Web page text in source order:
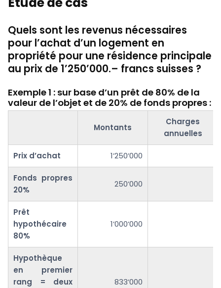
Quels sont les revenus nécessaires
pour l’achat d’un logement en
propriété pour une résidence principale
au prix de 1’250’000.– francs suisses ?
Exemple 1 : sur base d’un prêt de 80% de la
valeur de l’objet et de 20% de fonds propres :
Montants
Charges
annuelles
Prix d’achat 1’250’000
Fonds propres
20%
250’000
Prêt
hypothécaire
80%
1’000’000
Hypothèque
en premier
rang = deux
833’000